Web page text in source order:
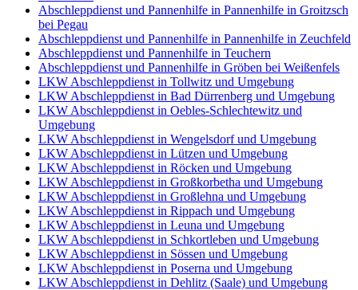
Abschleppdienst und Pannenhilfe in Pannenhilfe in Groitzsch
bei Pegau
Abschleppdienst und Pannenhilfe in Pannenhilfe in Zeuchfeld
Abschleppdienst und Pannenhilfe in Teuchern
Abschleppdienst und Pannenhilfe in Gröben bei Weißenfels
LKW Abschleppdienst in Tollwitz und Umgebung
LKW Abschleppdienst in Bad Dürrenberg und Umgebung
LKW Abschleppdienst in Oebles-Schlechtewitz und
Umgebung
LKW Abschleppdienst in Wengelsdorf und Umgebung
LKW Abschleppdienst in Lützen und Umgebung
LKW Abschleppdienst in Röcken und Umgebung
LKW Abschleppdienst in Großkorbetha und Umgebung
LKW Abschleppdienst in Großlehna und Umgebung
LKW Abschleppdienst in Rippach und Umgebung
LKW Abschleppdienst in Leuna und Umgebung
LKW Abschleppdienst in Schkortleben und Umgebung
LKW Abschleppdienst in Sössen und Umgebung
LKW Abschleppdienst in Poserna und Umgebung
LKW Abschleppdienst in Dehlitz (Saale) und Umgebung